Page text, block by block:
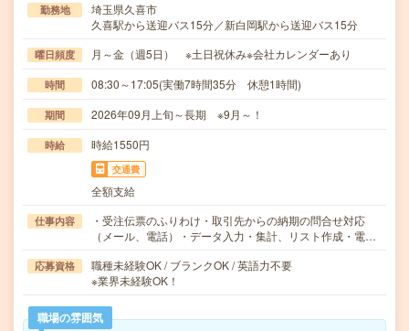
勤務地
埼玉県久喜市
久喜駅から送迎バス15分／新白岡駅から送迎バス15分
曜日頻度 月～金（週5日） ※土日祝休み※会社カレンダーあり
時間 08:30～17:05(実働7時間35分 休憩1時間)
期間 2026年09月上旬～長期 ※9月～！
時給 時給1550円
交通費
全額支給
仕事内容
・受注伝票のふりわけ・取引先からの納期の問合せ対応
（メール、電話）・データ入力・集計、リスト作成・電…
応募資格
職種未経験OK / ブランクOK / 英語力不要
※業界未経験OK！
職場の雰囲気